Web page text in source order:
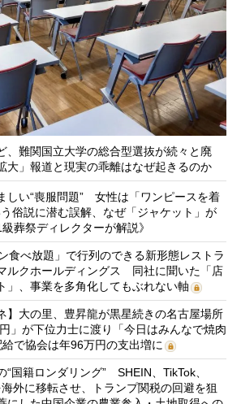
、難関国立大学の総合型選抜が続々と廃
」報道と現実の乖離はなぜ起きるのか
しい“喪服問題” 女性は「ワンピースを着
俗説に潜む誤解、なぜ「ジャケット」が
葬祭ディレクターが解説》
食べ放題」で行列のできる新形態レストラ
ルクホールディングス 同社に聞いた「店
」、事業を多角化してもぶれない軸
】大の里、豊昇龍が黒星続きの名古屋場所
」が下位力士に渡り「今日はみんなで焼肉
で協会は年96万円の支出増に
“国籍ロンダリング” SHEIN、TikTok、
外に移転させ、トランプ関税の回避を狙